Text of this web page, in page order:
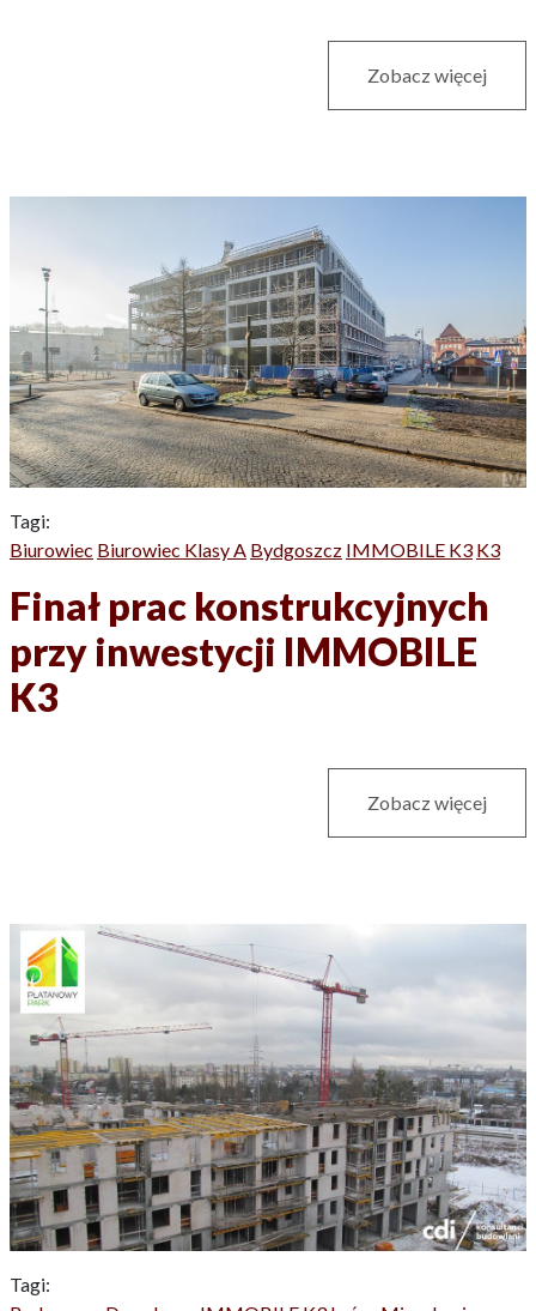
Zobacz więcej
Tagi:
Biurowiec Biurowiec Klasy A Bydgoszcz IMMOBILE K3 K3
Finał prac konstrukcyjnych
przy inwestycji IMMOBILE
K3
Zobacz więcej
Tagi: